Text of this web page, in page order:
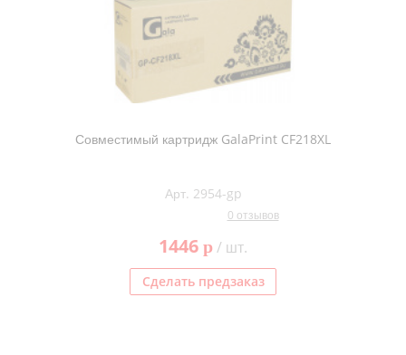
Совместимый картридж GalaPrint CF218XL
Арт. 2954-gp
0 отзывов
1446 p/ шт.
Сделать предзаказ